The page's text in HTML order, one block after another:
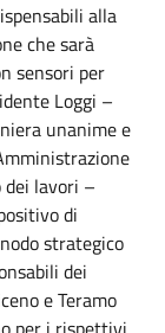
alla
che sarà
sensori per
Loggi –
unanime e
dei lavori –
di
strategico
dei
e Teramo